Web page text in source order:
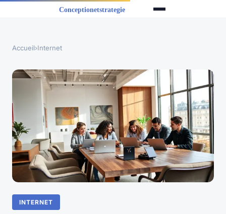
Accueil›Internet
INTERNET